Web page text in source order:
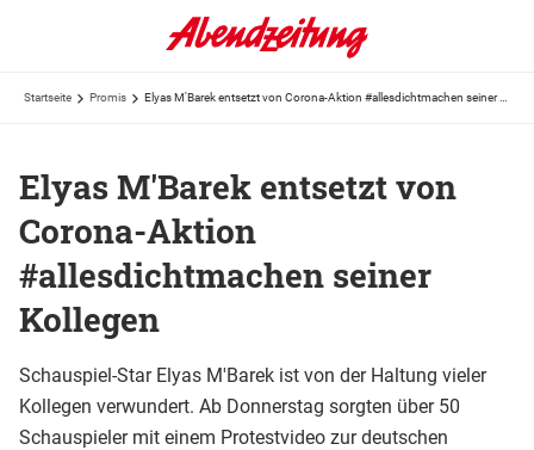
Startseite Promis
Elyas M'Barek entsetzt von
Corona-Aktion
#allesdichtmachen seiner
Kollegen
Schauspiel-Star Elyas M'Barek ist von der Haltung vieler
Kollegen verwundert. Ab Donnerstag sorgten über 50
Schauspieler mit einem Protestvideo zur deutschen